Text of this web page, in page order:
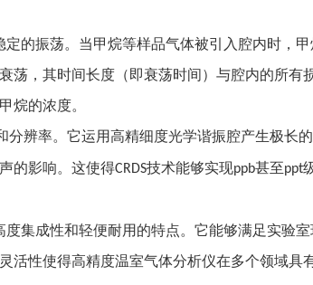
的振荡。当甲烷等样品气体被引入腔内时，
荡，其时间长度（即衰荡时间）与腔内的所有
烷的浓度。
分辨率。它运用高精细度光学谐振腔产生极长
的影响。这使得CRDS技术能够实现ppb甚至ppt
集成性和轻便耐用的特点。它能够满足实验
活性使得高精度温室气体分析仪在多个领域具